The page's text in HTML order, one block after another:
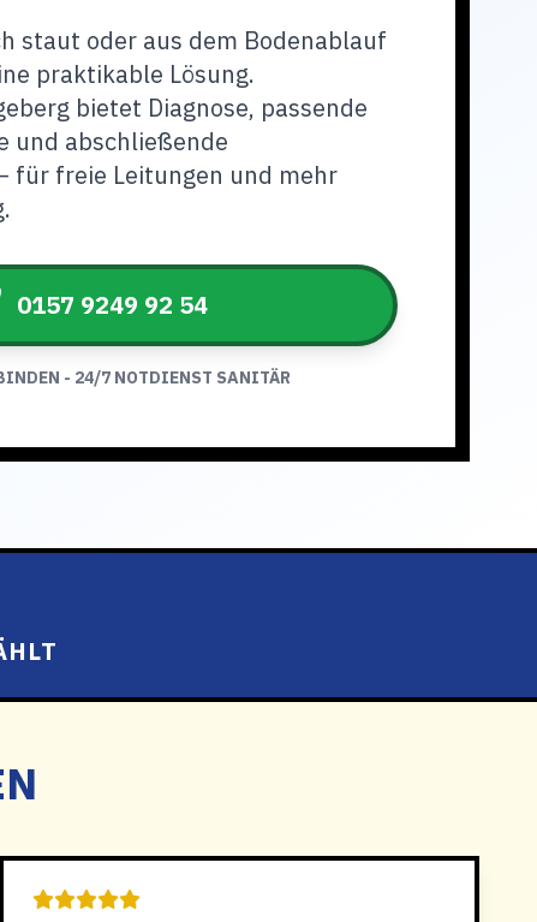
staut oder aus dem Bodenablauf
praktikable Lösung.
bietet Diagnose, passende
und abschließende
für freie Leitungen und mehr
0157 9249 92 54
- 24/7 NOTDIENST SANITÄR